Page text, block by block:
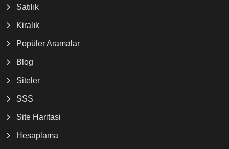
Satılık
Kiralık
Popüler Aramalar
Blog
Siteler
SSS
Site Haritasi
Hesaplama